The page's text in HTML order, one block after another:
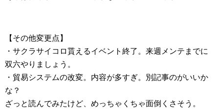
【その他変更点】
・サクラサイコロ貰えるイベント終了。来週メンテまでに
双六やりましょう。
・貿易システムの改変。内容が多すぎ。別記事のがいいか
な？
ざっと読んでみたけど、めっちゃくちゃ面倒くさそう。